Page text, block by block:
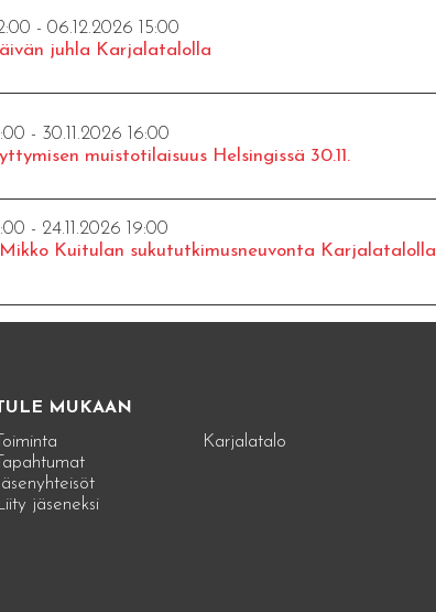
- 06.12.2026 15:00
juhla Karjalatalolla
- 30.11.2026 16:00
muistotilaisuus Helsingissä 30.11.
- 24.11.2026 19:00
Kuitulan sukututkimusneuvonta Karjalatalolla
MUKAAN
Toiminta
Tapahtumat
Jäsenyhteisöt
jäseneksi
Karjalatalo